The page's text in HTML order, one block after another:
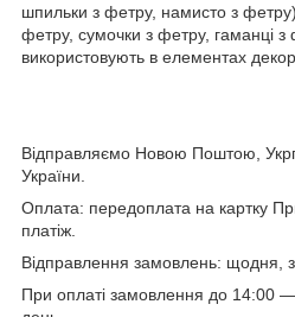
шпильки з фетру, намисто з
фетру, сумочки з фетру, гаманці
використовують в елементах
Відправляємо Новою Поштою,
України.
Оплата: передоплата на картку
платіж.
Відправлення замовлень: щодня,
При оплаті замовлення до 14:00